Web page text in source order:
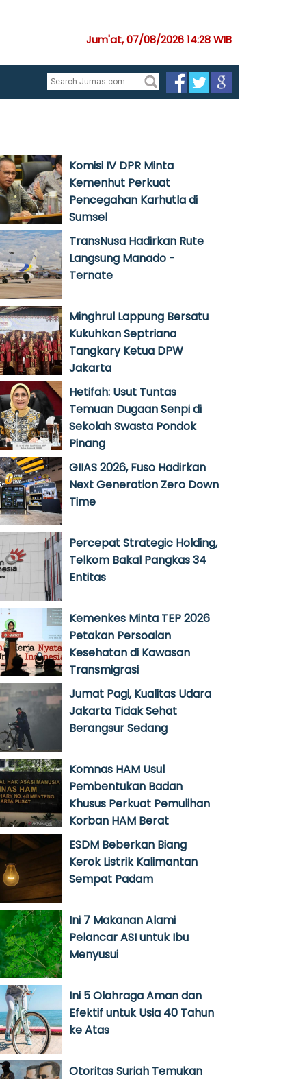
Jum'at, 07/08/2026 14:28 WIB
Komisi IV DPR Minta
Kemenhut Perkuat
Pencegahan Karhutla di
Sumsel
TransNusa Hadirkan Rute
Langsung Manado -
Ternate
Minghrul Lappung Bersatu
Kukuhkan Septriana
Tangkary Ketua DPW
Jakarta
Hetifah: Usut Tuntas
Temuan Dugaan Senpi di
Sekolah Swasta Pondok
Pinang
GIIAS 2026, Fuso Hadirkan
Next Generation Zero Down
Time
Percepat Strategic Holding,
Telkom Bakal Pangkas 34
Entitas
Kemenkes Minta TEP 2026
Petakan Persoalan
Kesehatan di Kawasan
Transmigrasi
Jumat Pagi, Kualitas Udara
Jakarta Tidak Sehat
Berangsur Sedang
Komnas HAM Usul
Pembentukan Badan
Khusus Perkuat Pemulihan
Korban HAM Berat
ESDM Beberkan Biang
Kerok Listrik Kalimantan
Sempat Padam
Ini 7 Makanan Alami
Pelancar ASI untuk Ibu
Menyusui
Ini 5 Olahraga Aman dan
Efektif untuk Usia 40 Tahun
ke Atas
Otoritas Suriah Temukan